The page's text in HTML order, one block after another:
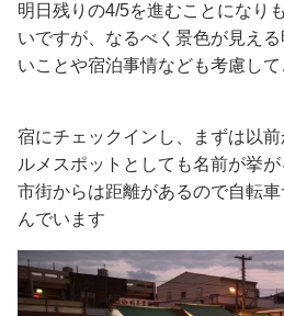
明日残りの4/5を進むことになり
いですが、なるべく景色が見え
いことや宿泊事情なども考慮して
宿にチェックインし、まずは以
ルメスポットとしても名前が挙
市街からは距離があるので自転
んでいます